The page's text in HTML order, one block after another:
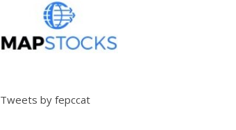
Tweets by fepccat